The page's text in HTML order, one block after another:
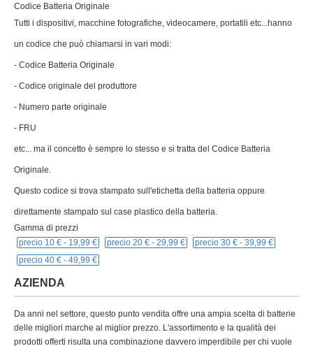
Codice Batteria Originale
Tutti i dispositivi, macchine fotografiche, videocamere, portatili etc...hanno
un codice che può chiamarsi in vari modi:
- Codice Batteria Originale
- Codice originale del produttore
- Numero parte originale
- FRU
etc... ma il concetto è sempre lo stesso e si tratta del Codice Batteria
Originale.
Questo codice si trova stampato sull'etichetta della batteria oppure
direttamente stampato sul case plastico della batteria.
Gamma di prezzi
precio 10 € - 19,99 € precio 20 € - 29,99 € precio 30 € - 39,99 €
precio 40 € - 49,99 €
AZIENDA
Da anni nel settore, questo punto vendita offre una ampia scelta di batterie
delle migliori marche al miglior prezzo. L'assortimento e la qualità dei
prodotti offerti risulta una combinazione davvero imperdibile per chi vuole